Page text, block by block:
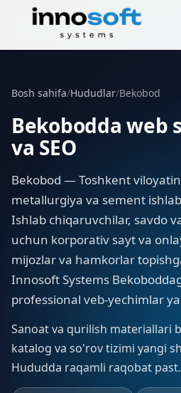
Bosh sahifa/Hududlar/Bekobod
Bekobodda web
va SEO
Bekobod — Toshkent
metallurgiya va sement
Ishlab chiqaruvchilar, savdo
uchun korporativ sayt va
mijozlar va hamkorlar
Innosoft Systems
professional veb-yechimlar
Sanoat va qurilish materiallari
katalog va so'rov tizimi yangi
Hududda raqamli raqobat past.